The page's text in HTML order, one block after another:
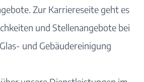
. Zur Karriereseite geht es
und Stellenangebote bei
und Gebäudereinigung